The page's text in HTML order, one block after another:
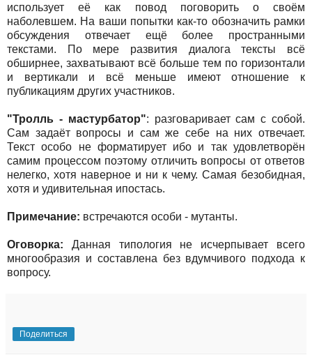
использует её как повод поговорить о своём
наболевшем. На ваши попытки как-то обозначить рамки
обсуждения отвечает ещё более пространными
текстами. По мере развития диалога тексты всё
обширнее, захватывают всё больше тем по горизонтали
и вертикали и всё меньше имеют отношение к
публикациям других участников.
"Тролль - мастурбатор": разговаривает сам с собой.
Сам задаёт вопросы и сам же себе на них отвечает.
Текст особо не форматирует ибо и так удовлетворён
самим процессом поэтому отличить вопросы от ответов
нелегко, хотя наверное и ни к чему. Самая безобидная,
хотя и удивительная ипостась.
Примечание: встречаются особи - мутанты.
Оговорка: Данная типология не исчерпывает всего
многообразия и составлена без вдумчивого подхода к
вопросу.
Поделиться